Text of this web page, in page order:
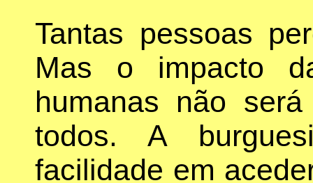
Tantas pessoas
Mas o impacto
humanas não
todos. A
facilidade em